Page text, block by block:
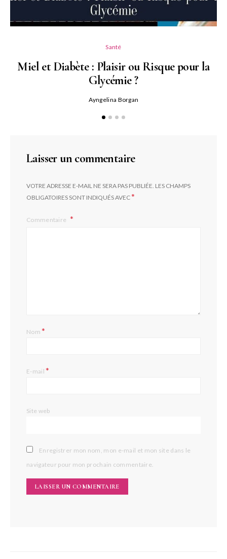
Santé
Miel et Diabète : Plaisir ou Risque pour la
Glycémie ?
Ayngelina Borgan
Laisser un commentaire
VOTRE ADRESSE E-MAIL NE SERA PAS PUBLIÉE. LES CHAMPS
OBLIGATOIRES SONT INDIQUÉS AVEC*
Commentaire
Nom*
E-mail*
Site web
Enregistrer mon nom, mon e-mail et mon site dans le
navigateur pour mon prochain commentaire.